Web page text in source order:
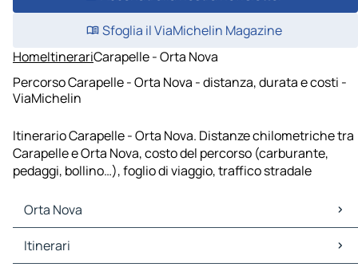
Sfoglia il ViaMichelin Magazine
HomeItinerariCarapelle - Orta Nova
Percorso Carapelle - Orta Nova - distanza, durata e costi -
ViaMichelin
Itinerario Carapelle - Orta Nova. Distanze chilometriche tra
Carapelle e Orta Nova, costo del percorso (carburante,
pedaggi, bollino…), foglio di viaggio, traffico stradale
Orta Nova
Orta Nova Mappe Piantine
Orta Nova Traffico
Itinerari